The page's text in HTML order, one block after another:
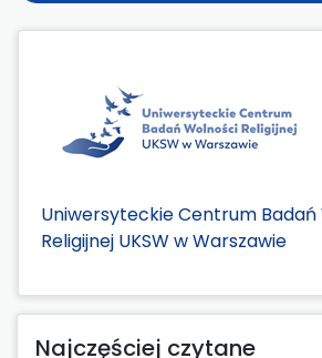
Uniwersyteckie Centrum Badań
Religijnej UKSW w Warszawie
Najczęściej czytane